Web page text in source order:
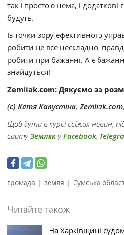
так і простою нема, і додаткові
будуть.
Із точки зору ефективного
робити це все нескладно,
робити при бажанні. А є
знайдуться!
Zemliak.com: Дякуємо за
(с) Катя Капустіна,
Щоб бути в курсі свіжих новин,
сайтуЗемлякуFacebook,
громада | земля | Сумська
Читайте також
На Харківщині